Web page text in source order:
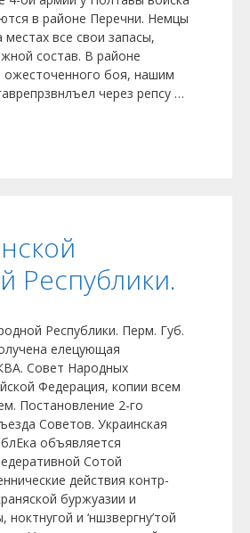
в районе Перечни. Немцы
местах все свои запасы,
состав. В районе
ожесточенного боя, нашим
через репсу …
Республики.
Республики. Перм. Губ.
елецующая
Совет Народных
Федерация, копии всем
Постановление 2-го
Советов. Украинская
объявляется
Сотой
действия контр-
буржуазии и
и ‘ншзвергну’той